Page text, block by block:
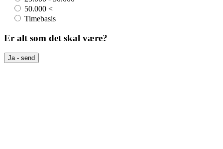
50.000 <
Timebasis
Er alt som det skal være?